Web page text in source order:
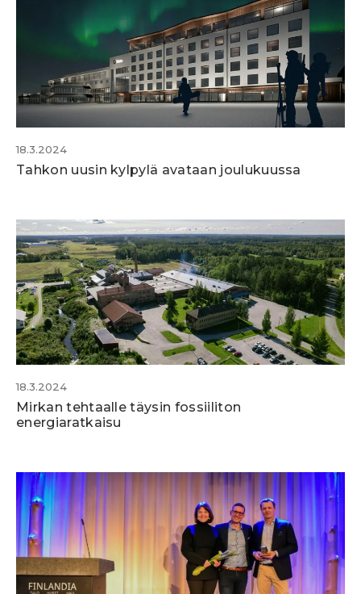
18.3.2024
Tahkon uusin kylpylä avataan joulukuussa
18.3.2024
Mirkan tehtaalle täysin fossiiliton
energiaratkaisu